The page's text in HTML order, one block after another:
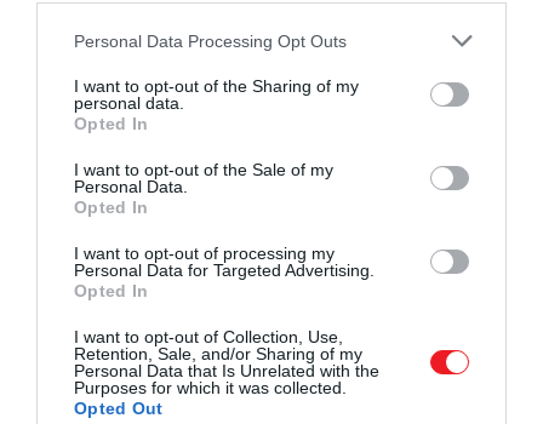
Please note that this website/app uses one or more Google
not limited to your visit or usage behaviour. You may click to
grant or deny consent to Google and its third-party tags to
use your data for below specified purposes in below Google
consent section.
Personal Data Processing Opt Outs
I want to opt-out of the Sharing of my
personal data.
Opted In
I want to opt-out of the Sale of my
Personal Data.
Opted In
I want to opt-out of processing my
Personal Data for Targeted Advertising.
Opted In
I want to opt-out of Collection, Use,
Retention, Sale, and/or Sharing of my
Personal Data that Is Unrelated with the
Purposes for which it was collected.
Opted Out
étkezésünkön is sok múlhat. A könnyebb
tudatosabb napi ritmus együtt sokat
segíthetnek abban, hogy kevésbé
terheljük a…